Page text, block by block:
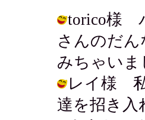
torico様
さんのだ
みちゃいま
レイ様 私
達を招き入